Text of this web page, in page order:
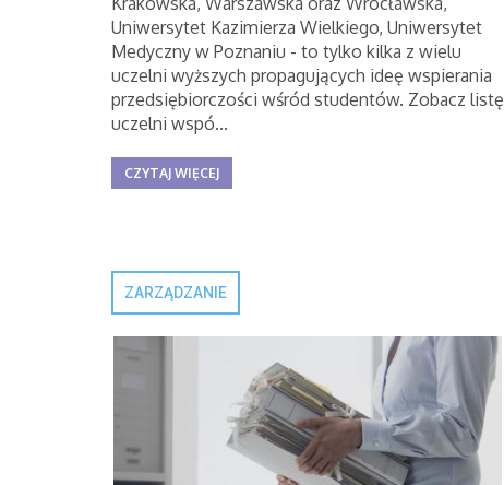
Uniwersytet Kazimierza Wielkiego, Uniwersytet
Medyczny w Poznaniu - to tylko kilka z wielu
uczelni wyższych propagujących ideę wspierania
przedsiębiorczości wśród studentów. Zobacz listę
uczelni wspó...
CZYTAJ WIĘCEJ
ZARZĄDZANIE